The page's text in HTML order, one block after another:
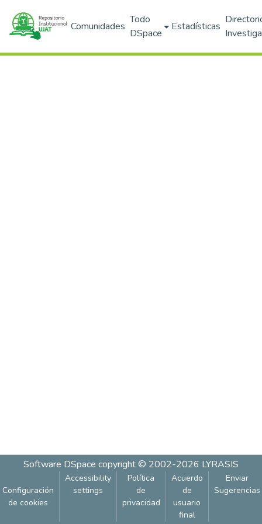
Comunidades
Todo
DSpace
Estadísticas
Software DSpace copyright © 2002-2026 LYRASIS
Configuración
de cookies
Accessibility
settings
Política
de
privacidad
Acuerdo
de
usuario
final
Enviar
Sugerencias